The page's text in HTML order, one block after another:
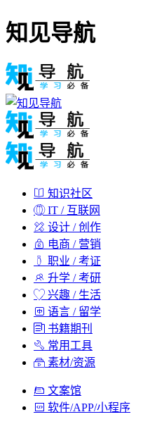
知见导航
知识社区
IT / 互联网
设计 / 创作
电商 / 营销
职业 / 考证
升学 / 考研
兴趣 / 生活
语言 / 留学
书籍期刊
常用工具
素材/资源
文案馆
软件/APP/小程序